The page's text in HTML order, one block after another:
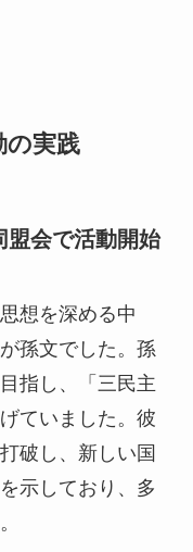
の実践
盟会で活動開始
想を深める中
孫文でした。孫
指し、「三民主
ていました。彼
破し、新しい国
示しており、多